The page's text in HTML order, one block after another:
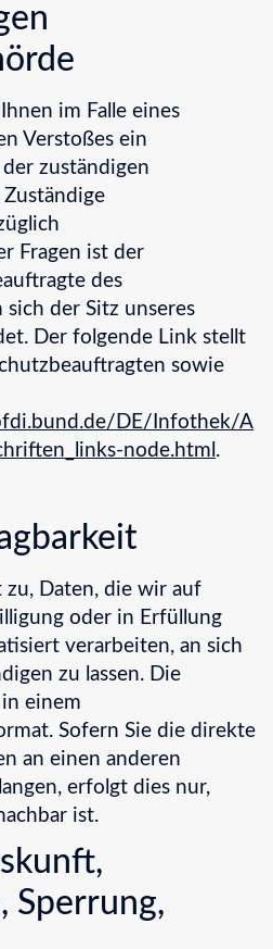
im Falle eines
Verstoßes ein
zuständigen
Fragen ist der
des
sich der Sitz unseres
Der folgende Link stellt
sowie
DE/Infothek/A
node.html .
zu, Daten, die wir auf
oder in Erfüllung
verarbeiten, an sich
zu lassen. Die
einem
Sofern Sie die direkte
an einen anderen
erfolgt dies nur,
ist.
Sperrung,